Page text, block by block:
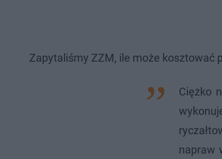
Zapytaliśmy ZZM, ile może kosztować
Ciężko
napraw